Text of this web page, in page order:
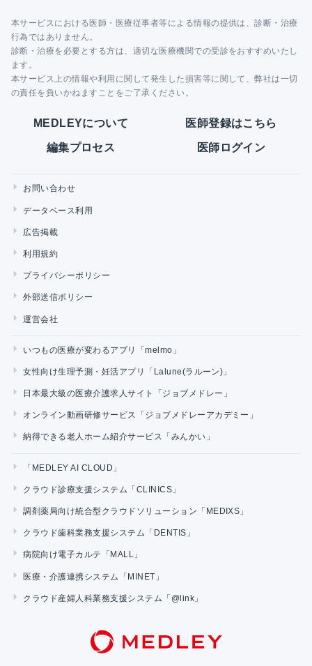
本サービスにおける医師・医療従事者等による情報の提供は、診断・治療
行為ではありません。
診断・治療を必要とする方は、適切な医療機関での受診をおすすめいたし
ます。
本サービス上の情報や利用に関して発生した損害等に関して、弊社は一切
の責任を負いかねますことをご了承ください。
MEDLEYについて 医師登録はこちら
編集プロセス 医師ログイン
お問い合わせ
データベース利用
広告掲載
利用規約
プライバシーポリシー
外部送信ポリシー
運営会社
いつもの医療が変わるアプリ「melmo」
女性向け生理予測・妊活アプリ「Lalune(ラルーン)」
日本最大級の医療介護求人サイト「ジョブメドレー」
オンライン動画研修サービス「ジョブメドレーアカデミー」
納得できる老人ホーム紹介サービス「みんかい」
「MEDLEY AI CLOUD」
クラウド診療支援システム「CLINICS」
調剤薬局向け統合型クラウドソリューション「MEDIXS」
クラウド歯科業務支援システム「DENTIS」
病院向け電子カルテ「MALL」
医療・介護連携システム「MINET」
クラウド産婦人科業務支援システム「@link」